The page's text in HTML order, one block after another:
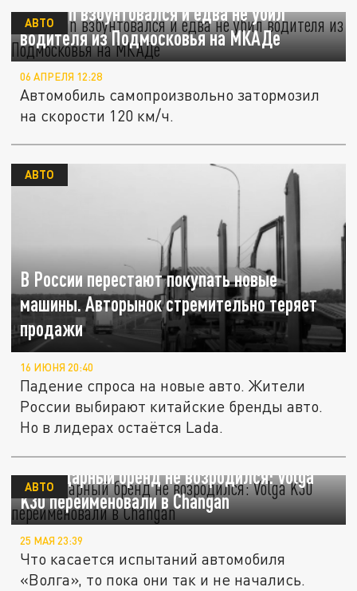
Changan взбунтовался и едва не убил
водителя из Подмосковья на МКАДе
АВТО
06 АПРЕЛЯ 12:28
Автомобиль самопроизвольно затормозил
на скорости 120 км/ч.
В России перестают покупать новые
машины. Авторынок стремительно теряет
продажи
АВТО
16 ИЮНЯ 20:40
Падение спроса на новые авто. Жители
России выбирают китайские бренды авто.
Но в лидерах остаётся Lada.
Легендарный бренд не возродился: Volga
K30 переименовали в Changan
АВТО
25 МАЯ 23:39
Что касается испытаний автомобиля
«Волга», то пока они так и не начались.